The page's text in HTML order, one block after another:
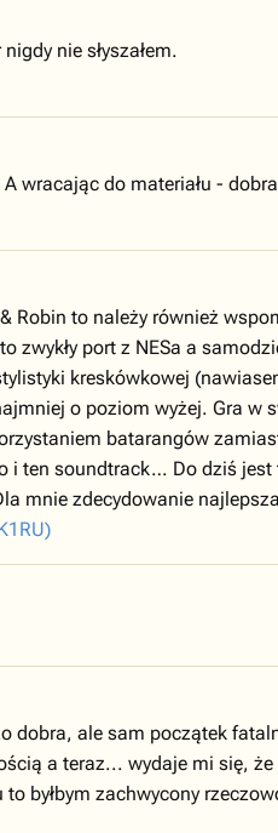
nie słyszałem.
wracając do materiału -
Robin to należy również
zwykły port z NESa a
kreskówkowej
o poziom wyżej. Gra w
batarangów
ten soundtrack… Do dziś jest
mnie zdecydowanie
dobra, ale sam początek
a teraz... wydaje mi się,
byłbym zachwycony